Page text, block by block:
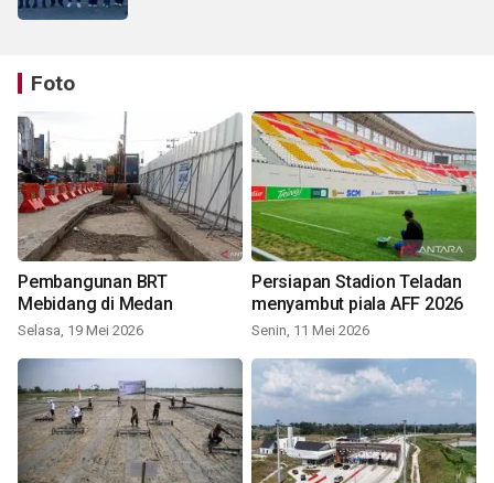
Foto
Pembangunan BRT
Mebidang di Medan
Selasa, 19 Mei 2026
Persiapan Stadion Teladan
menyambut piala AFF 2026
Senin, 11 Mei 2026